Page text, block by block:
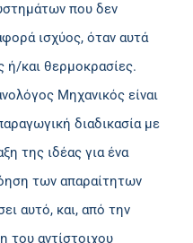
που δεν
ισχύος, όταν αυτά
ή/και θερμοκρασίες.
Μηχανικός είναι
διαδικασία με
της ιδέας για ένα
των απαραίτητων
αυτό, και, από την
του αντίστοιχου